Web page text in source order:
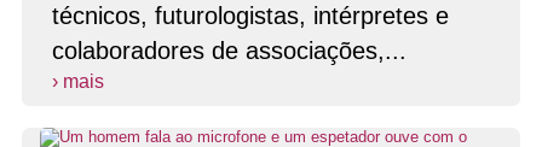
técnicos, futurologistas, intérpretes e
colaboradores de associações,...
› mais